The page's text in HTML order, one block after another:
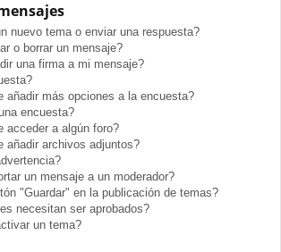
nuevo tema o enviar una respuesta?
o borrar un mensaje?
una firma a mi mensaje?
añadir más opciones a la encuesta?
encuesta?
acceder a algún foro?
añadir archivos adjuntos?
un mensaje a un moderador?
"Guardar" en la publicación de temas?
necesitan ser aprobados?
un tema?